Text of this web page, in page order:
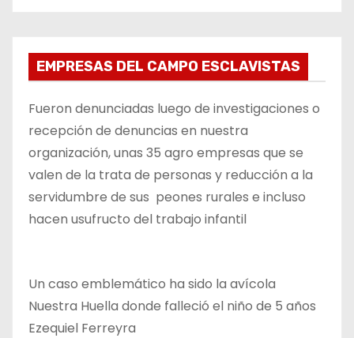
EMPRESAS DEL CAMPO ESCLAVISTAS
Fueron denunciadas luego de investigaciones o
recepción de denuncias en nuestra
organización, unas 35 agro empresas que se
valen de la trata de personas y reducción a la
servidumbre de sus peones rurales e incluso
hacen usufructo del trabajo infantil
Un caso emblemático ha sido la avícola
Nuestra Huella donde falleció el niño de 5 años
Ezequiel Ferreyra